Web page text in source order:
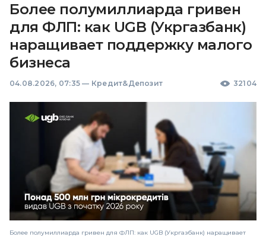
Более полумиллиарда гривен
для ФЛП: как UGB (Укргазбанк)
наращивает поддержку малого
бизнеса
04.08.2026, 07:35 — Кредит&Депозит 32104
Более полумиллиарда гривен для ФЛП: как UGB (Укргазбанк) наращивает